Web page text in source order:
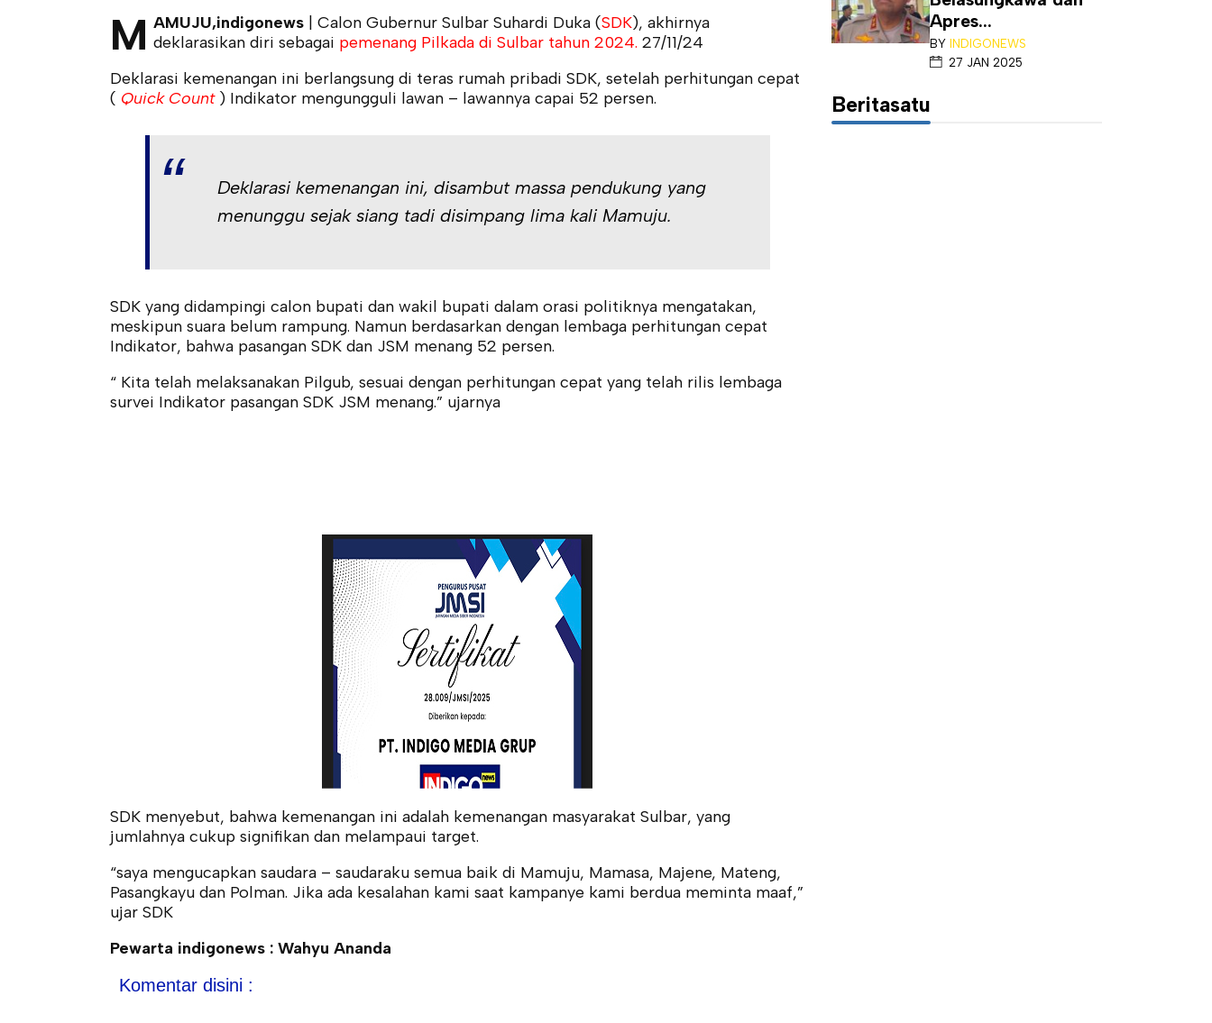
M AMUJU,indigonews | Calon Gubernur Sulbar Suhardi Duka (SDK), akhirnya
deklarasikan diri sebagai pemenang Pilkada di Sulbar tahun 2024. 27/11/24
Deklarasi kemenangan ini berlangsung di teras rumah pribadi SDK, setelah perhitungan cepat
( Quick Count ) Indikator mengungguli lawan – lawannya capai 52 persen.
Deklarasi kemenangan ini, disambut massa pendukung yang
menunggu sejak siang tadi disimpang lima kali Mamuju.
SDK yang didampingi calon bupati dan wakil bupati dalam orasi politiknya mengatakan,
meskipun suara belum rampung. Namun berdasarkan dengan lembaga perhitungan cepat
Indikator, bahwa pasangan SDK dan JSM menang 52 persen.
“ Kita telah melaksanakan Pilgub, sesuai dengan perhitungan cepat yang telah rilis lembaga
survei Indikator pasangan SDK JSM menang.” ujarnya
SDK menyebut, bahwa kemenangan ini adalah kemenangan masyarakat Sulbar, yang
jumlahnya cukup signifikan dan melampaui target.
“saya mengucapkan saudara – saudaraku semua baik di Mamuju, Mamasa, Majene, Mateng,
Pasangkayu dan Polman. Jika ada kesalahan kami saat kampanye kami berdua meminta maaf,”
ujar SDK
Pewarta indigonews : Wahyu Ananda
Komentar disini :
Apres...
BY INDIGONEWS
27 JAN 2025
Beritasatu